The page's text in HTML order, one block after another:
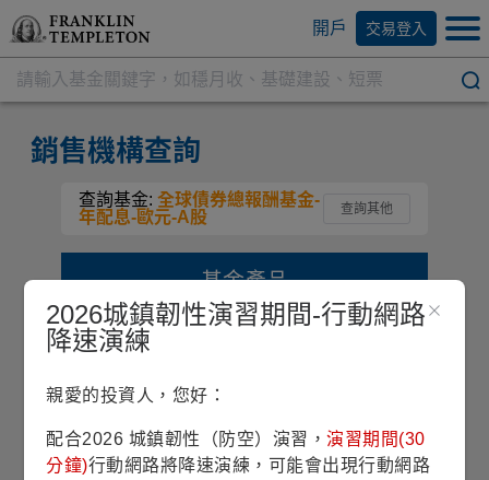
開戶 交易登入
銷售機構查詢
查詢基金: 全球債券總報酬基金-
年配息-歐元-A股
查詢其他
基金產品
全球債券總報酬基金
類別
債券型
配息方式
年配息
歐元
A
2026城鎮韌性演習期間-行動網路
降速演練
親愛的投資人，您好：
配合2026 城鎮韌性（防空）演習，演習期間(30
分鐘)行動網路將降速演練，可能會出現行動網路